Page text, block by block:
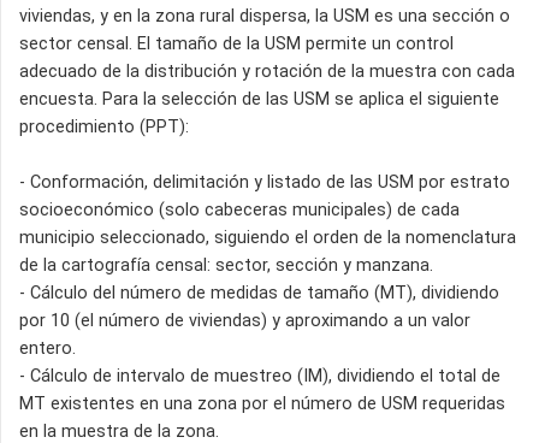
viviendas, y en la zona rural dispersa, la USM es una sección o
sector censal. El tamaño de la USM permite un control
adecuado de la distribución y rotación de la muestra con cada
encuesta. Para la selección de las USM se aplica el siguiente
procedimiento (PPT):
- Conformación, delimitación y listado de las USM por estrato
socioeconómico (solo cabeceras municipales) de cada
municipio seleccionado, siguiendo el orden de la nomenclatura
de la cartografía censal: sector, sección y manzana.
- Cálculo del número de medidas de tamaño (MT), dividiendo
por 10 (el número de viviendas) y aproximando a un valor
entero.
- Cálculo de intervalo de muestreo (IM), dividiendo el total de
MT existentes en una zona por el número de USM requeridas
en la muestra de la zona.